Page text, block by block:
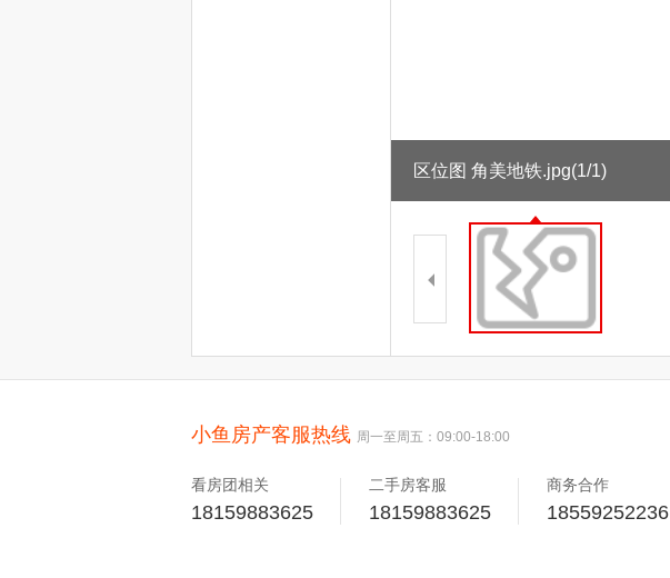
区位图 角美地铁.jpg(1/1)
小鱼房产客服热线 周一至周五：09:00-18:00
看房团相关
18159883625
二手房客服
18159883625
商务合作
18559252236